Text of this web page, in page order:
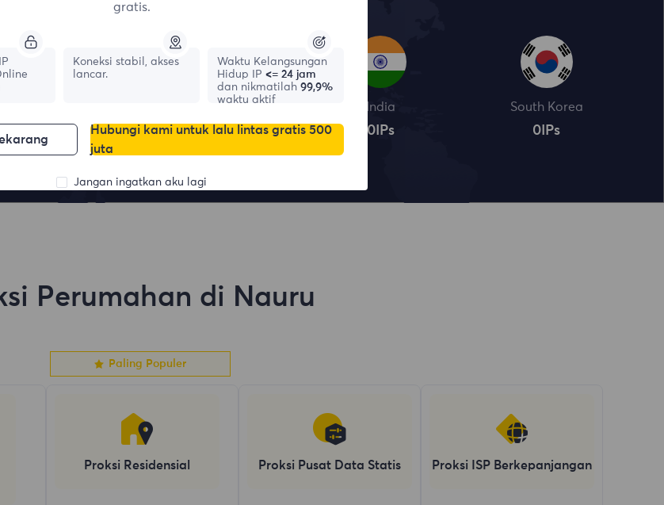
Canada
0 IPs
India
0IPs
South Korea
0 IPs
Perumahan di Nauru
Paling Populer
Proksi Residensial Proksi Pusat Data Statis Proksi ISP Berkepanjangan
gratis.
Koneksi stabil, akses
lancar.
Waktu Kelangsungan
Hidup IP <= 24 jam
dan nikmatilah 99,9%
waktu aktif
Hubungi kami untuk lalu lintas gratis 500
juta
Jangan ingatkan aku lagi